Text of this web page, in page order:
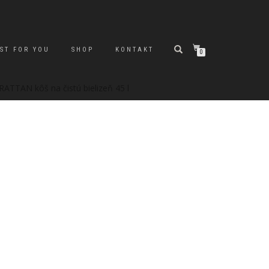
FOR YOU SHOP KONTAKT 0